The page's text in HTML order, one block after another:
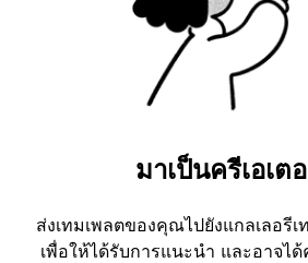
มาเป็นครีเอเต
ส่งเทมเพลตของคุณไปยังแกลเลอรี
เพื่อให้ได้รับการแนะนำ และอาจไ